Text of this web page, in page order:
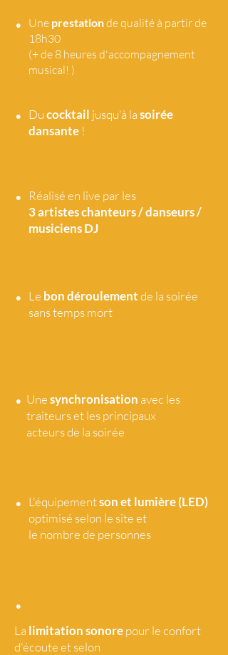
• Une prestationde qualité à partir de
18h30
(+ de 8 heures d'accompagnement
musical! )
• Ducocktail jusqu'à lasoirée
dansante !
•
Réalisé en live par les
3 artisteschanteurs / danseurs /
musiciens DJ
• Le bon déroulementde la soirée
sans temps mort
• Unesynchronisation avec les
traiteurs et les principaux
acteurs de la soirée
• L'équipementson et lumière (LED)
optimisé selon le site et
le nombre de personnes
•
La limitation sonorepour le confort
d'écoute et selon